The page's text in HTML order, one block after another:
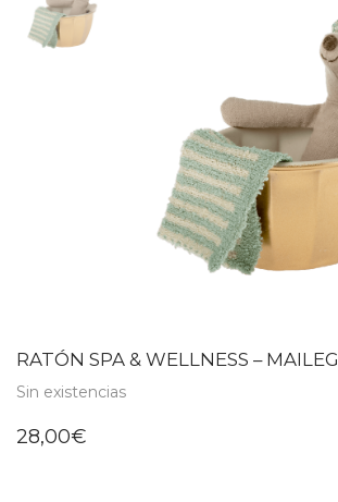
RATÓN SPA & WELLNESS – MAILEG
Sin existencias
28,00€